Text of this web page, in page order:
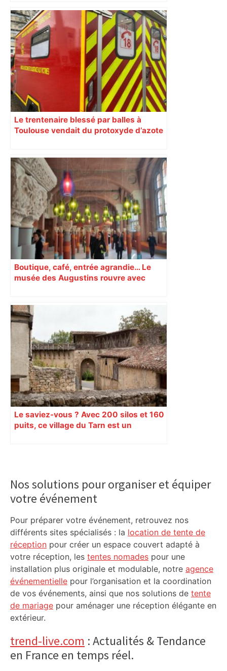
soutient depuis deux ans des
centaines de projets à vocation sociale.
Exemple à Toulouse et à Tarbes, avec
l’escalade qui espère dépasser le mur
d’indifférence des quartiers populaires.
Reportage
Le trentenaire blessé par balles à
Toulouse vendait du protoxyde d’azote
Boutique, café, entrée agrandie… Le
musée des Augustins rouvre avec
Le saviez-vous ? Avec 200 silos et 160
puits, ce village du Tarn est un
Sidebar
Nos solutions pour organiser et équiper
votre événement
Pour préparer votre événement, retrouvez nos
différents sites spécialisés : la location de tente de
réception pour créer un espace couvert adapté à
votre réception, les tentes nomades pour une
installation plus originale et modulable, notre agence
événementielle pour l’organisation et la coordination
de vos événements, ainsi que nos solutions de tente
de mariage pour aménager une réception élégante en
extérieur.
trend-live.com : Actualités & Tendance
en France en temps réel.